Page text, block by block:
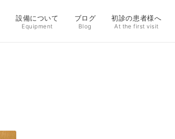
設備について
Equipment
ブログ
Blog
初診の患者様へ
At the first visit